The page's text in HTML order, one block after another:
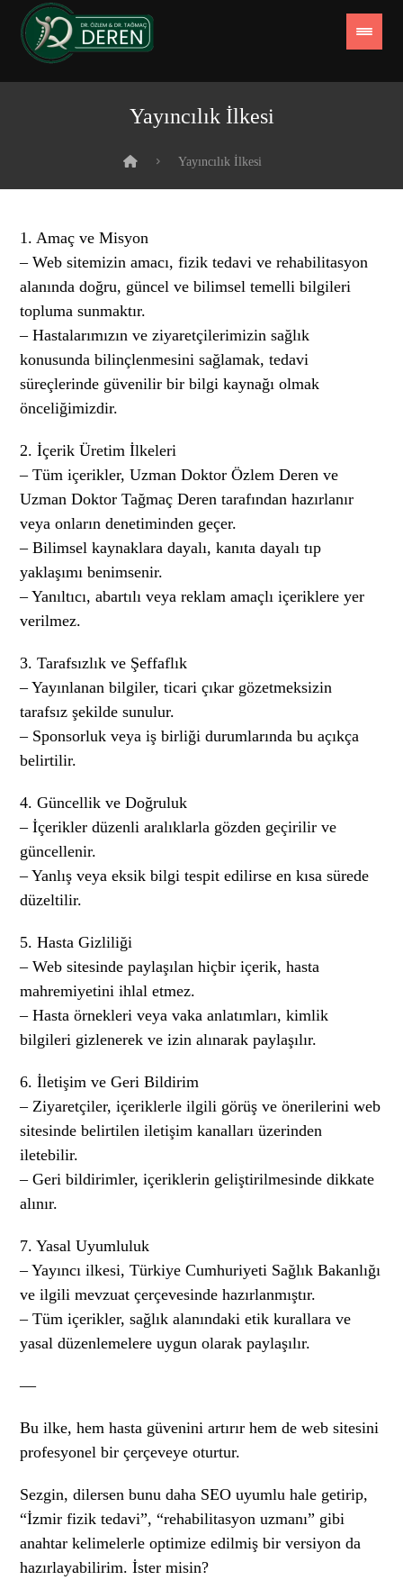
Yayıncılık İlkesi
Yayıncılık İlkesi
1. Amaç ve Misyon
– Web sitemizin amacı, fizik tedavi ve rehabilitasyon
alanında doğru, güncel ve bilimsel temelli bilgileri
topluma sunmaktır.
– Hastalarımızın ve ziyaretçilerimizin sağlık
konusunda bilinçlenmesini sağlamak, tedavi
süreçlerinde güvenilir bir bilgi kaynağı olmak
önceliğimizdir.
2. İçerik Üretim İlkeleri
– Tüm içerikler, Uzman Doktor Özlem Deren ve
Uzman Doktor Tağmaç Deren tarafından hazırlanır
veya onların denetiminden geçer.
– Bilimsel kaynaklara dayalı, kanıta dayalı tıp
yaklaşımı benimsenir.
– Yanıltıcı, abartılı veya reklam amaçlı içeriklere yer
verilmez.
3. Tarafsızlık ve Şeffaflık
– Yayınlanan bilgiler, ticari çıkar gözetmeksizin
tarafsız şekilde sunulur.
– Sponsorluk veya iş birliği durumlarında bu açıkça
belirtilir.
4. Güncellik ve Doğruluk
– İçerikler düzenli aralıklarla gözden geçirilir ve
güncellenir.
– Yanlış veya eksik bilgi tespit edilirse en kısa sürede
düzeltilir.
5. Hasta Gizliliği
– Web sitesinde paylaşılan hiçbir içerik, hasta
mahremiyetini ihlal etmez.
– Hasta örnekleri veya vaka anlatımları, kimlik
bilgileri gizlenerek ve izin alınarak paylaşılır.
6. İletişim ve Geri Bildirim
– Ziyaretçiler, içeriklerle ilgili görüş ve önerilerini web
sitesinde belirtilen iletişim kanalları üzerinden
iletebilir.
– Geri bildirimler, içeriklerin geliştirilmesinde dikkate
alınır.
7. Yasal Uyumluluk
– Yayıncı ilkesi, Türkiye Cumhuriyeti Sağlık Bakanlığı
ve ilgili mevzuat çerçevesinde hazırlanmıştır.
– Tüm içerikler, sağlık alanındaki etik kurallara ve
yasal düzenlemelere uygun olarak paylaşılır.
—
Bu ilke, hem hasta güvenini artırır hem de web sitesini
profesyonel bir çerçeveye oturtur.
Sezgin, dilersen bunu daha SEO uyumlu hale getirip,
“İzmir fizik tedavi”, “rehabilitasyon uzmanı” gibi
anahtar kelimelerle optimize edilmiş bir versiyon da
hazırlayabilirim. İster misin?